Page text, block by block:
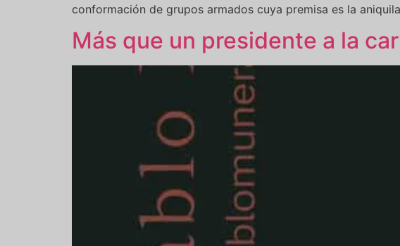
conformación de grupos armados cuya premisa es la
Más que un presidente a la